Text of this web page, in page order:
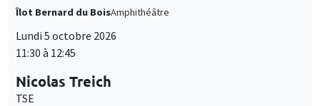
Îlot Bernard du BoisAmphithéâtre
Lundi 5 octobre 2026
11:30 à 12:45
Nicolas Treich
TSE